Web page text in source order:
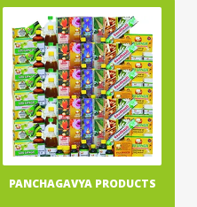
PANCHAGAVYA PRODUCTS